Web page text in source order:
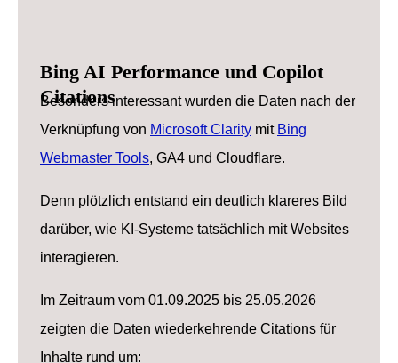
Bing AI Performance und Copilot
Citations
Besonders interessant wurden die Daten nach der
Verknüpfung von Microsoft Clarity mit Bing
Webmaster Tools, GA4 und Cloudflare.
Denn plötzlich entstand ein deutlich klareres Bild
darüber, wie KI-Systeme tatsächlich mit Websites
interagieren.
Im Zeitraum vom 01.09.2025 bis 25.05.2026
zeigten die Daten wiederkehrende Citations für
Inhalte rund um: